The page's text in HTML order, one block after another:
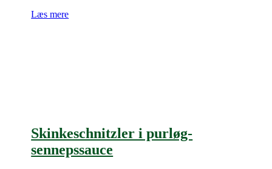
Læs mere
Skinkeschnitzler i purløg-
sennepssauce